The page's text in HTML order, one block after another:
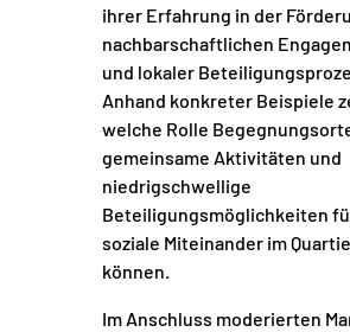
ihrer Erfahrung in der
nachbarschaftlichen
und lokaler
Anhand konkreter Beispiele
welche Rolle
gemeinsame Aktivitäten und
niedrigschwellige
Beteiligungsmöglichkeiten
soziale Miteinander im
können.
Im Anschluss moderierten